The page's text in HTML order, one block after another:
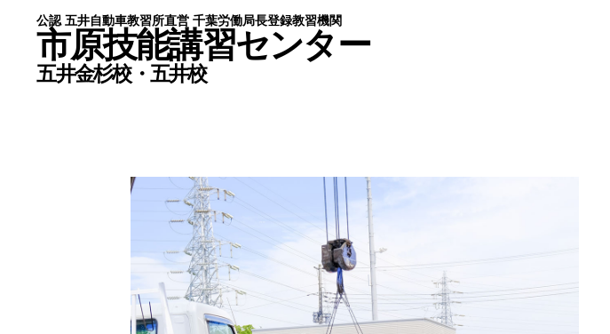
公認 五井自動車教習所直営 千葉労働局長登録教習機関
市原技能講習センター
五井金杉校・五井校
お得なセット講習
修了証の再交付・書替え
宿泊施設のご案内
金杉校
新着情報
ブログ
個人情報保護方針
特定商取引法に基づく表記
公認 五井自動車教習所直営 千葉労働局長登録教習機関
市原技能講習センター
五井金杉校・五井校